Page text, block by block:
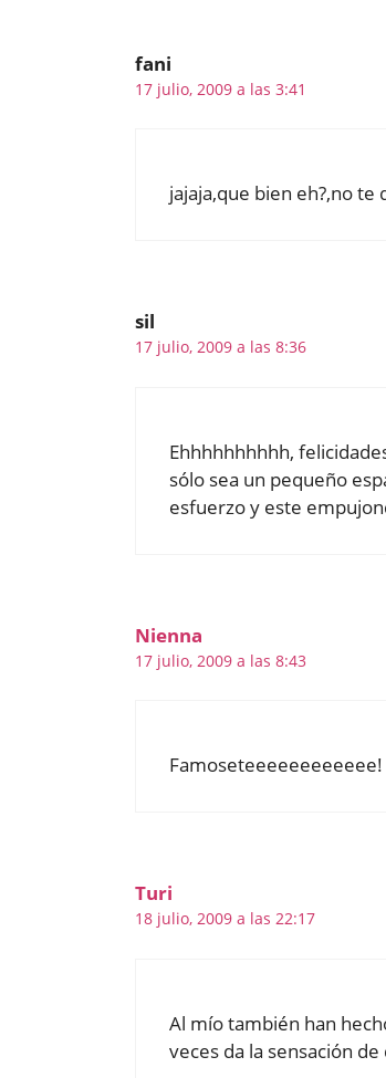
fani
17 julio, 2009 a las 3:41
jajaja,que bien eh?,no te
sil
17 julio, 2009 a las 8:36
Ehhhhhhhhhh,
sólo sea un pequeño
esfuerzo y este
Nienna
17 julio, 2009 a las 8:43
Famoseteeeeeeeeeeee!
Turi
18 julio, 2009 a las 22:17
Al mío también han
veces da la sensación